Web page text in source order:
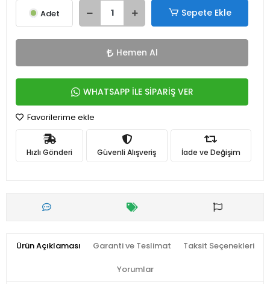
Adet Sepete Ekle
Hemen Al
WHATSAPP İLE SİPARİŞ VER
Favorilerime ekle
Hızlı Gönderi Güvenli Alışveriş İade ve Değişim
Ürün Açıklaması Garanti ve Teslimat Taksit Seçenekleri
Yorumlar